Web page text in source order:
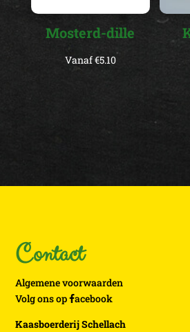
Mosterd-dille
Vanaf€5.10
Contact
Algemene voorwaarden
Volg ons op acebook
Kaasboerderij Schellach